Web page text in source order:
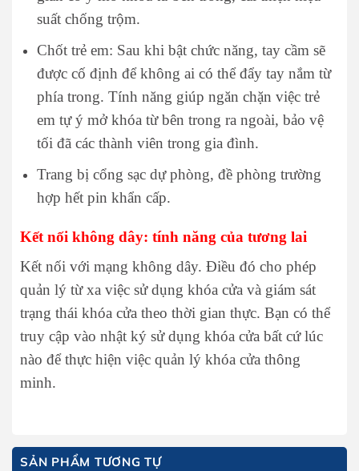
suất chống trộm.
Chốt trẻ em: Sau khi bật chức năng, tay cầm sẽ
được cố định để không ai có thể đẩy tay nắm từ
phía trong. Tính năng giúp ngăn chặn việc trẻ
em tự ý mở khóa từ bên trong ra ngoài, bảo vệ
tối đã các thành viên trong gia đình.
Trang bị cổng sạc dự phòng, đề phòng trường
hợp hết pin khẩn cấp.
Kết nối không dây: tính năng của tương lai
Kết nối với mạng không dây. Điều đó cho phép
quản lý từ xa việc sử dụng khóa cửa và giám sát
trạng thái khóa cửa theo thời gian thực. Bạn có thể
truy cập vào nhật ký sử dụng khóa cửa bất cứ lúc
nào để thực hiện việc quản lý khóa cửa thông
minh.
SẢN PHẨM TƯƠNG TỰ